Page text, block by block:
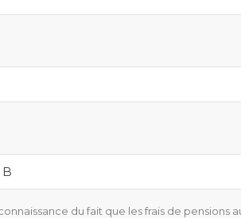
du fait que les frais de pensions